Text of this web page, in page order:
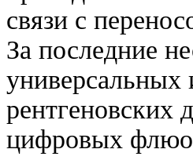
связи с
За последние
рентгеновских
цифровых